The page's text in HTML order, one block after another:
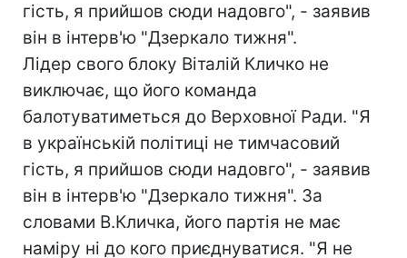
гість, я прийшов сюди надовго", - заявив
він в інтерв'ю "Дзеркало тижня".
Лідер свого блоку Віталій Кличко не
виключає, що його команда
балотуватиметься до Верховної Ради. "Я
в українській політиці не тимчасовий
гість, я прийшов сюди надовго", - заявив
він в інтерв'ю "Дзеркало тижня". За
словами В.Кличка, його партія не має
наміру ні до кого приєднуватися. "Я не